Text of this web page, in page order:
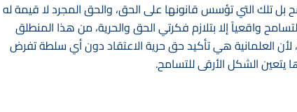
تلك التي تؤسس قانونها على الحق، والحق المجرد لا قيمة له
واقعياً إلا بتلازم فكرتي الحق والحرية، من هذا المنطلق
العلمانية هي تأكيد حق حرية الاعتقاد دون أي سلطة تفرض
يتعين الشكل الأرقى للتسامح.